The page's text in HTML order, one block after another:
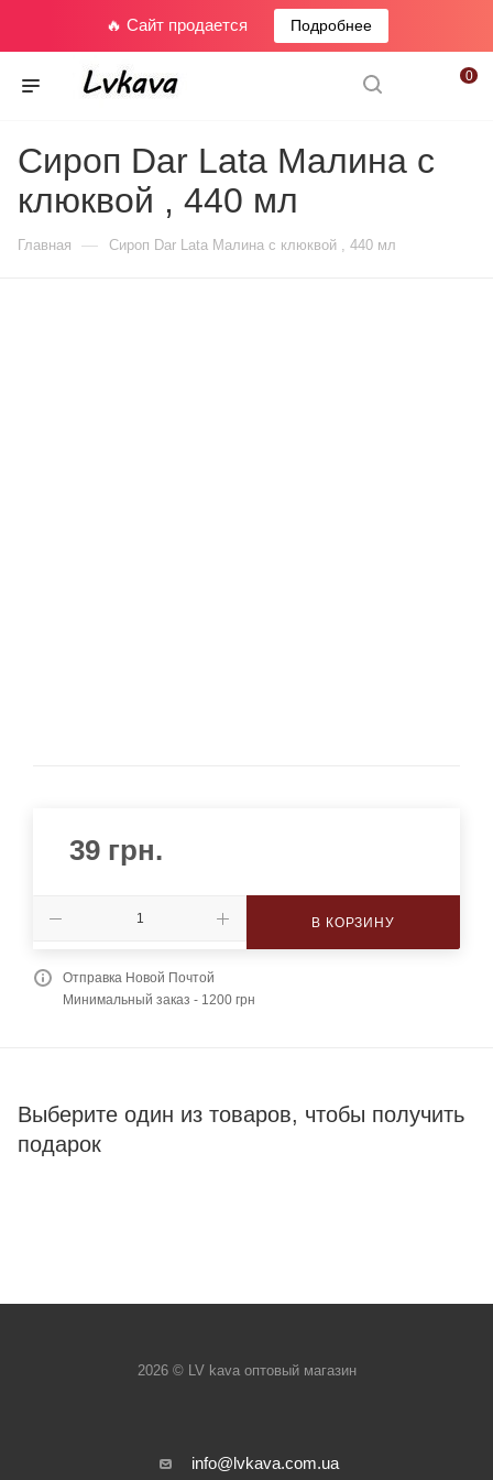
🔥 Сайт продается Подробнее
0
Сироп Dar Lata Малина с
клюквой , 440 мл
Главная — Сироп Dar Lata Малина с клюквой , 440 мл
39 грн.
В КОРЗИНУ
Отправка Новой Почтой
Минимальный заказ - 1200 грн
Выберите один из товаров, чтобы получить
подарок
2026 © LV kava оптовый магазин
info@lvkava.com.ua